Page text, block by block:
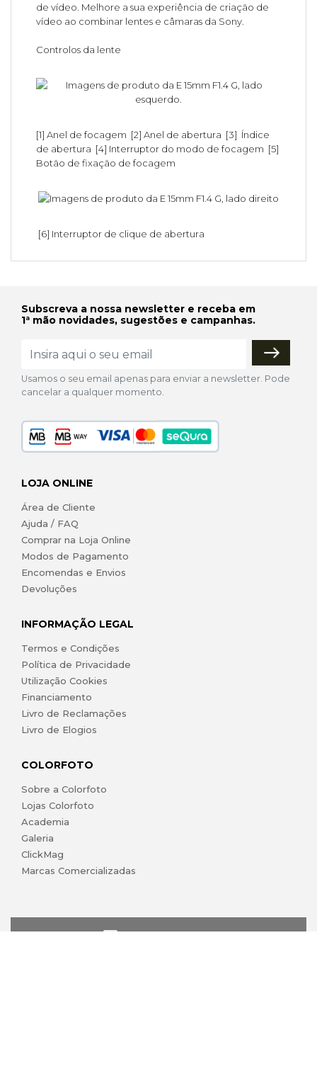
de vídeo. Melhore a sua experiência de criação de
vídeo ao combinar lentes e câmaras da Sony.
Controlos da lente
[1] Anel de focagem [2] Anel de abertura [3] Índice
de abertura [4] Interruptor do modo de focagem [5]
Botão de fixação de focagem
[6] Interruptor de clique de abertura
Subscreva a nossa newsletter e receba em
1ª mão novidades, sugestões e campanhas.
Usamos o seu email apenas para enviar a newsletter. Pode
cancelar a qualquer momento.
LOJA ONLINE
Área de Cliente
Ajuda / FAQ
Comprar na Loja Online
Modos de Pagamento
Encomendas e Envios
Devoluções
INFORMAÇÃO LEGAL
Termos e Condições
Política de Privacidade
Utilização Cookies
Financiamento
Livro de Reclamações
Livro de Elogios
COLORFOTO
Sobre a Colorfoto
Lojas Colorfoto
Academia
Galeria
ClickMag
Marcas Comercializadas
lojaonline@colorfoto.pt